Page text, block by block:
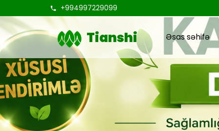
+994997229099
Tianshi Əsas səhifə